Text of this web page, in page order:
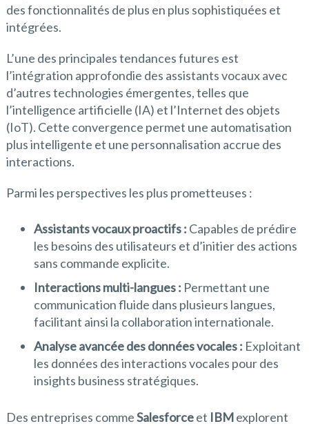
des fonctionnalités de plus en plus sophistiquées et
intégrées.
L’une des principales tendances futures est
l’intégration approfondie des assistants vocaux avec
d’autres technologies émergentes, telles que
l’intelligence artificielle (IA) et l’Internet des objets
(IoT). Cette convergence permet une automatisation
plus intelligente et une personnalisation accrue des
interactions.
Parmi les perspectives les plus prometteuses :
Assistants vocaux proactifs : Capables de prédire
les besoins des utilisateurs et d’initier des actions
sans commande explicite.
Interactions multi-langues : Permettant une
communication fluide dans plusieurs langues,
facilitant ainsi la collaboration internationale.
Analyse avancée des données vocales : Exploitant
les données des interactions vocales pour des
insights business stratégiques.
Des entreprises commeSalesforceet IBMexplorent